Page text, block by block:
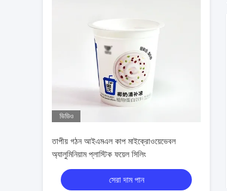
ভিডিও
তাপীয় গঠন আইএমএল কাপ মাইক্রোওয়েভেবল
অ্যালুমিনিয়াম প্লাস্টিক ফয়েল সিলিং
সেরা দাম পান